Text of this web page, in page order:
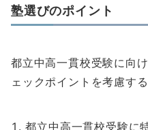
塾選びのポイント
都立中高一貫校受験に向
ェックポイントを考慮す
都立中高一貫校受験に